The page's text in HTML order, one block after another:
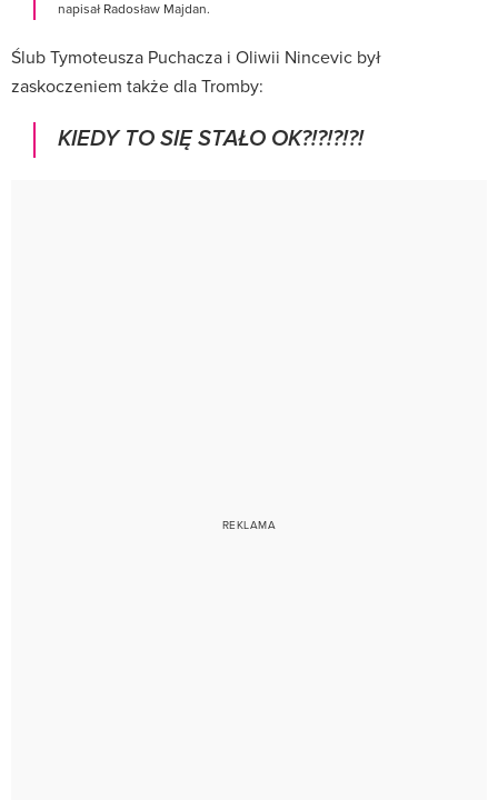
napisał Radosław Majdan.
Ślub Tymoteusza Puchacza i Oliwii Nincevic był
zaskoczeniem także dla Tromby:
KIEDY TO SIĘ STAŁO OK?!?!?!?!